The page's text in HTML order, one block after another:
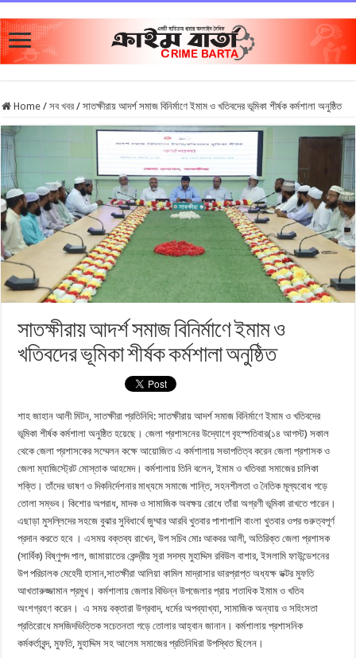
Home / সব খবর / সাতক্ষীরায় আদর্শ সমাজ বিনির্মাণে ইমাম ও খতিবদের ভূমিকা শীর্ষক কর্মশালা অনুষ্ঠিত
সাতক্ষীরায় আদর্শ সমাজ বিনির্মাণে ইমাম ও
খতিবদের ভূমিকা শীর্ষক কর্মশালা অনুষ্ঠিত
শাহ জাহান আলী মিটন, সাতক্ষীরা প্রতিনিধি: সাতক্ষীরায় আদর্শ সমাজ বিনির্মাণে ইমাম ও খতিবদের
ভূমিকা শীর্ষক কর্মশালা অনুষ্ঠিত হয়েছে। জেলা প্রশাসনের উদ্যোগে বৃহস্পতিবার(১৪ আগস্ট) সকাল
থেকে জেলা প্রশাসকের সম্মেলন কক্ষে আয়োজিত এ কর্মশালায় সভাপতিত্ব করেন জেলা প্রশাসক ও
জেলা ম্যাজিস্ট্রেট মোস্তাক আহমেদ। কর্মশালায় তিনি বলেন, ইমাম ও খতিবরা সমাজের চালিকা
শক্তি। তাঁদের ভাষণ ও দিকনির্দেশনার মাধ্যমে সমাজে শান্তি, সহনশীলতা ও নৈতিক মূল্যবোধ গড়ে
তোলা সম্ভব। কিশোর অপরাধ, মাদক ও সামাজিক অবক্ষয় রোধে তাঁরা অগ্রণী ভূমিকা রাখতে পারেন।
এছাড়া মুসল্লিদের সহজে বুঝার সুবিধার্থে জুম্মার আরবি খুতবার পাশাপাশি বাংলা খুতবার ওপর গুরুত্বপূর্ণ
প্রদান করতে হবে । এসময় বক্তব্য রাখেন, উপ সচিব মোঃ আকবর আলী, অতিরিক্ত জেলা প্রশাসক
(সার্বিক) বিষ্ণুপদ পাল, জামায়াতের কেন্দ্রীয় সূরা সদস্য মুহাদ্দিস রবিউল বাশার, ইসলামি ফাউন্ডেশনের
উপ পরিচালক মেহেদী হাসান,সাতক্ষীরা আলিয়া কামিল মাদ্রাসার ভারপ্রাপ্ত অধ্যক্ষ ডক্টর মুফতি
আখতারুজ্জামান প্রমুখ। কর্মশালায় জেলার বিভিন্ন উপজেলার প্রায় শতাধিক ইমাম ও খতিব
অংশগ্রহণ করেন। এ সময় বক্তারা উগ্রবাদ, ধর্মের অপব্যাখ্যা, সামাজিক অন্যায় ও সহিংসতা
প্রতিরোধে মসজিদভিত্তিক সচেতনতা গড়ে তোলার আহ্বান জানান। কর্মশালায় প্রশাসনিক
কর্মকর্তাবৃন্দ, মুফতি, মুহাদ্দিস সহ আলেম সমাজের প্রতিনিধিরা উপস্থিত ছিলেন।